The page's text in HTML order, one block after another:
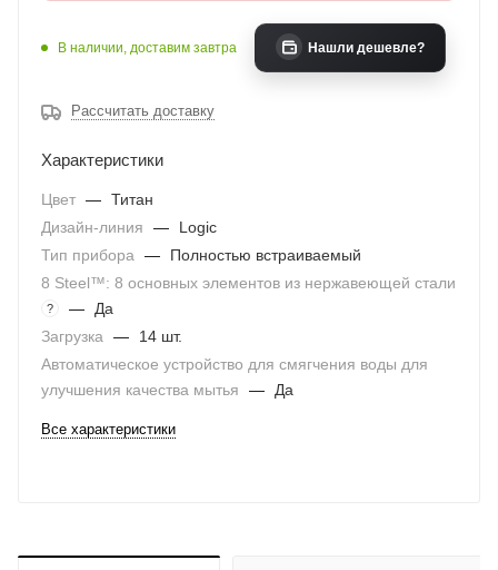
В наличии, доставим завтра Нашли дешевле?
Рассчитать доставку
Характеристики
Цвет — Титан
Дизайн-линия
—
Logic
Тип прибора
—
Полностью встраиваемый
8 Steel™: 8 основных элементов из нержавеющей стали
? —
Да
Загрузка
—
14 шт.
Автоматическое устройство для смягчения воды для
улучшения качества мытья
— Да
Все характеристики